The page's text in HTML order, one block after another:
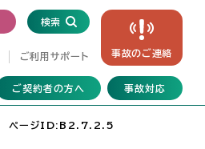
検索
事故のご連絡
ご利用サポート
ご契約者の方へ 事故対応
ページID:B2.7.2.5